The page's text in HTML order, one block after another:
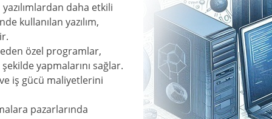
daha etkili
kullanılan yazılım,
özel programlar,
yapmalarını sağlar.
iş gücü maliyetlerini
pazarlarında